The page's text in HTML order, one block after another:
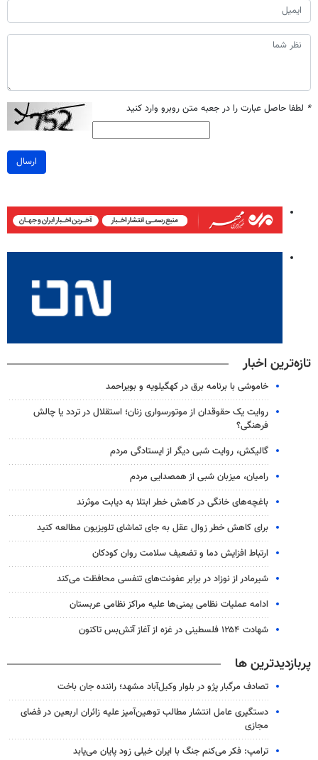
* لطفا حاصل عبارت را در جعبه متن روبرو وارد کنید
ارسال
تازه‌ترین اخبار
خاموشی با برنامه برق در کهگیلویه و بویراحمد
روایت یک حقوقدان از موتورسواری زنان؛ استقلال در تردد یا چالش
فرهنگی؟
گالیکش، روایت شبی دیگر از ایستادگی مردم
رامیان، میزبان شبی از همصدایی مردم
باغچه‌های خانگی در کاهش خطر ابتلا به دیابت موثرند
برای کاهش خطر زوال عقل به جای تماشای تلویزیون مطالعه کنید
ارتباط افزایش دما و تضعیف سلامت روان کودکان
شیرمادر از نوزاد در برابر عفونت‌های تنفسی محافظت می‌کند
ادامه عملیات نظامی یمنی‌ها علیه مراکز نظامی عربستان
شهادت ۱۲۵۴ فلسطینی در غزه از آغاز آتش‌بس تاکنون
پربازدیدترین ها
تصادف مرگبار پژو در بلوار وکیل‌آباد مشهد؛ راننده جان باخت
دستگیری عامل انتشار مطالب توهین‌آمیز علیه زائران اربعین در فضای
مجازی
ترامپ: فکر می‌کنم جنگ با ایران خیلی زود پایان می‌یابد